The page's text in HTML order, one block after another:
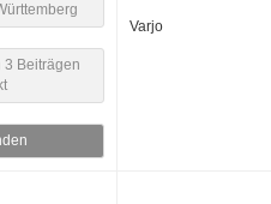
3 Beiträgen
Varjo